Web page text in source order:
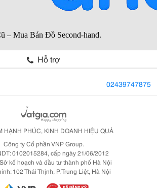
Hỗ trợ
02439747875
HẠNH PHÚC, KINH DOANH HIỆU QUẢ
Công ty Cổ phần VNP Group.
0102015284, cấp ngày 21/06/2012
kế hoạch và đầu tư thành phố Hà Nội
102 Thái Thịnh, P. Trung Liệt, Hà Nội